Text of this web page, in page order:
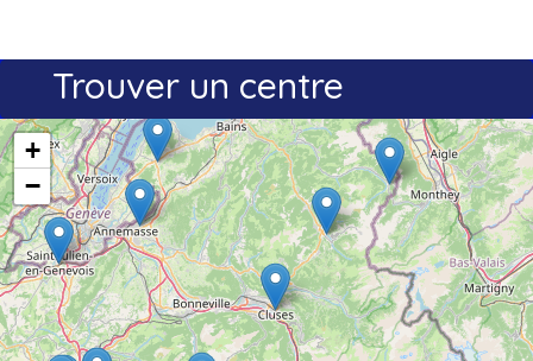
Trouver un centre
+
−